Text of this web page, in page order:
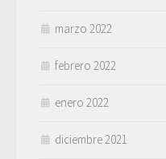
marzo 2022
febrero 2022
enero 2022
diciembre 2021